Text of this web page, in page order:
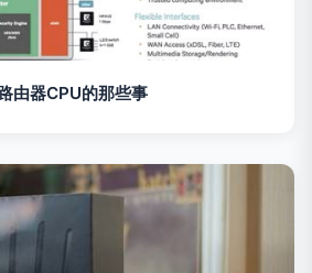
由器CPU的那些事